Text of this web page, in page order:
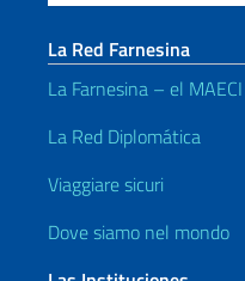
La Red Farnesina
La Farnesina – el MAECI
La Red Diplomática
Viaggiare sicuri
Dove siamo nel mondo